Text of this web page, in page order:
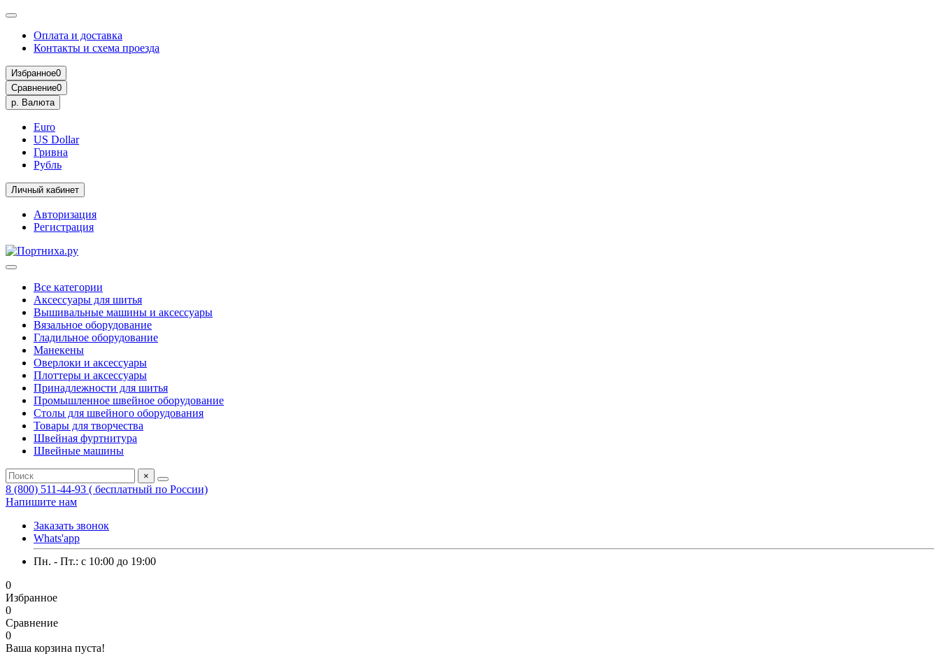
Оплата и доставка
Контакты и схема проезда
Избранное0
Сравнение0
р. Валюта
Euro
US Dollar
Гривна
Рубль
Личный кабинет
Авторизация
Регистрация
Все категории
Аксессуары для шитья
Вышивальные машины и аксессуары
Вязальное оборудование
Гладильное оборудование
Манекены
Оверлоки и аксессуары
Плоттеры и аксессуары
Принадлежности для шитья
Промышленное швейное оборудование
Столы для швейного оборудования
Товары для творчества
Швейная фуртнитура
Швейные машины
×
8 (800) 511-44-93 ( бесплатный по России)
Напишите нам
Заказать звонок
Whats'app
Пн. - Пт.: c 10:00 до 19:00
0
Избранное
0
Сравнение
0
Ваша корзина пуста!